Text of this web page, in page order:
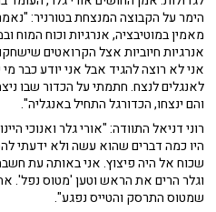
הימר על הקבוצה המנצחת בטורניר:
מאמין במוטיבציה, אנרגיות וכוח המוח
אנרגיות חיוביות אצל הקרואטים
אני לא רוצה להגיד אבל אני יודע כבר
והם ינצחו, הכדורגל התחיל באנגליה".
רוני דניאל התוודה: "אורי גלר ואנוכי
היו כמה דברים שהוא עשה ולא ידעתי
שכוח אל היה פיצוץ. אני באותה עת
וגלר הרים את הראש וטען 'מטוס נפל'.
שמטוס התרסק והטייס נפגע".